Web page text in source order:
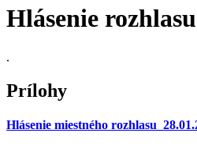
Hlásenie
.
Prílohy
Hlásenie miestného